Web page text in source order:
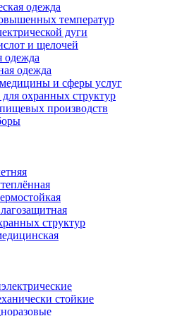
одежда
температур
дуги
и щелочей
одежда
одежда
и сферы услуг
охранных структур
производств
структур
стойкие